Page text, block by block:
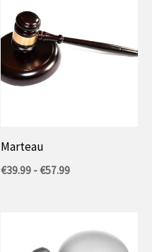
Marteau
€39.99 -€57.99Gamme
€